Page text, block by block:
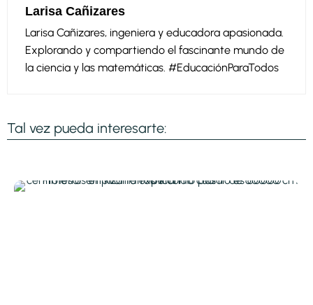
Larisa Cañizares
Larisa Cañizares, ingeniera y educadora apasionada.
Explorando y compartiendo el fascinante mundo de
la ciencia y las matemáticas. #EducaciónParaTodos
Tal vez pueda interesarte: